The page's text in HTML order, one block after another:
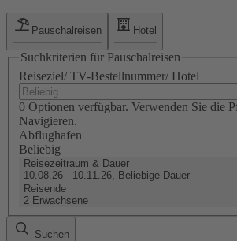
Pauschalreisen Hotel
Suchkriterien für Pauschalreisen
Reiseziel/ TV-Bestellnummer/ Hotel
0 Optionen verfügbar. Verwenden Sie die
Navigieren.
Abflughafen
Beliebig
Reisezeitraum & Dauer
10.08.26 - 10.11.26, Beliebige Dauer
Reisende
2 Erwachsene
Suchen